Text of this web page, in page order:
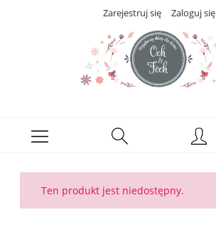
Zarejestruj się Zaloguj się
Ten produkt jest niedostępny.